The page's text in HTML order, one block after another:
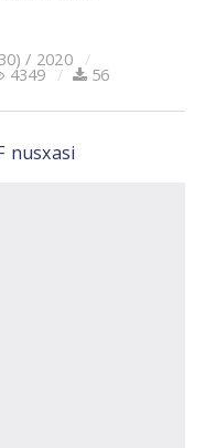
/ 2020
4349 56
nusxasi